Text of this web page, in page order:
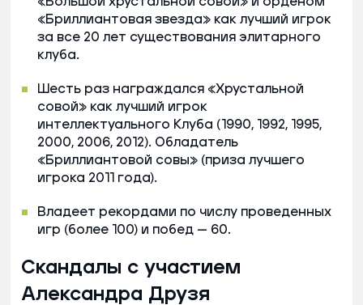
«Бриллиантовая звезда» как лучший игрок
за все 20 лет существования элитарного
клуба.
Шесть раз награждался «Хрустальной
совой» как лучший игрок
интеллектуального Клуба (1990, 1992, 1995,
2000, 2006, 2012). Обладатель
«Бриллиантовой совы» (приза лучшего
игрока 2011 года).
Владеет рекордами по числу проведенных
игр (более 100) и побед — 60.
Скандалы с участием
Александра Друзя